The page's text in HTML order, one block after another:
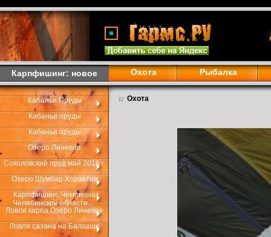
Карпфишинг: новое Охота Рыбалка
Кабаньи Пруды
Кабаньи пруды
Кабаньи пруды
Озеро Линевое
Соколовский пруд май 2016 г.
Озеро Шумбар Хорватия
Карпфишинг..Чемпионат
Челябинской области...
Ловля карпа.Озеро Линевое
Ловля сазана на Балхаше
Охота